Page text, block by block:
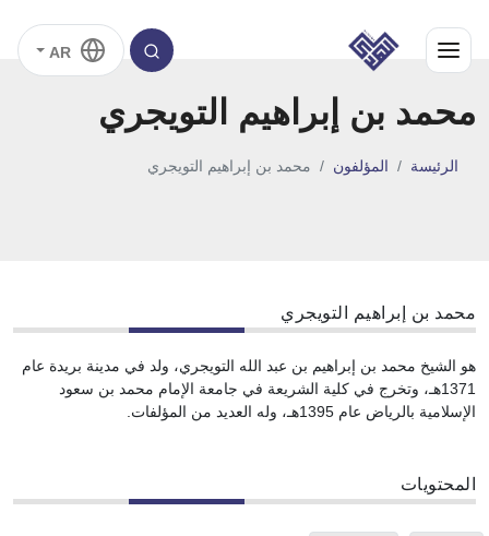
AR
محمد بن إبراهيم التويجري
الرئيسة المؤلفون محمد بن إبراهيم التويجري
محمد بن إبراهيم التويجري
هو الشيخ محمد بن إبراهيم بن عبد الله التويجري، ولد في مدينة بريدة عام
1371هـ، وتخرج في كلية الشريعة في جامعة الإمام محمد بن سعود
الإسلامية بالرياض عام 1395هـ، وله العديد من المؤلفات.
المحتويات